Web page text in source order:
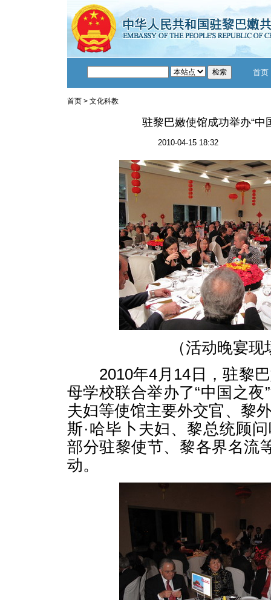
首页
首页 > 文化科教
驻黎巴嫩使馆成功举办“中
2010-04-15 18:32
（活动晚宴现
2010年4月14日，驻黎巴
母学校联合举办了“中国之夜
夫妇等使馆主要外交官、黎
斯·哈毕卜夫妇、黎总统顾
部分驻黎使节、黎各界名流
动。